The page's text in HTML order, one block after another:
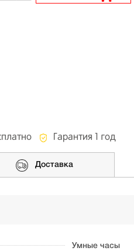
Гарантия 1 год
Доставка
Умные часы